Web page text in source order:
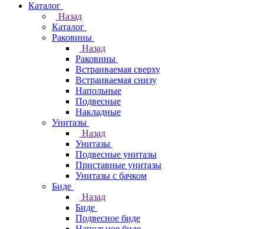
Каталог
Назад
Каталог
Раковины
Назад
Раковины
Встраиваемая сверху
Встраиваемая снизу
Напольные
Подвесные
Накладные
Унитазы
Назад
Унитазы
Подвесные унитазы
Приставные унитазы
Унитазы с бачком
Биде
Назад
Биде
Подвесное биде